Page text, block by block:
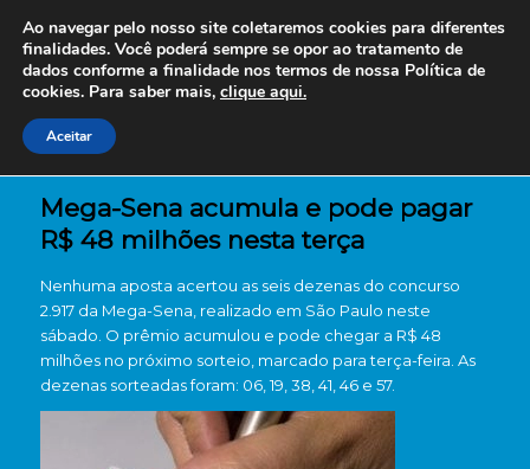
Mega-Sena acumula e pode pagar
R$ 48 milhões nesta terça
Nenhuma aposta acertou as seis dezenas do concurso
2.917 da Mega-Sena, realizado em São Paulo neste
sábado. O prêmio acumulou e pode chegar a R$ 48
milhões no próximo sorteio, marcado para terça-feira. As
dezenas sorteadas foram: 06, 19, 38, 41, 46 e 57.
Ao navegar pelo nosso site coletaremos cookies para diferentes
finalidades. Você poderá sempre se opor ao tratamento de
dados conforme a finalidade nos termos de nossa Política de
cookies. Para saber mais, clique aqui.
Aceitar